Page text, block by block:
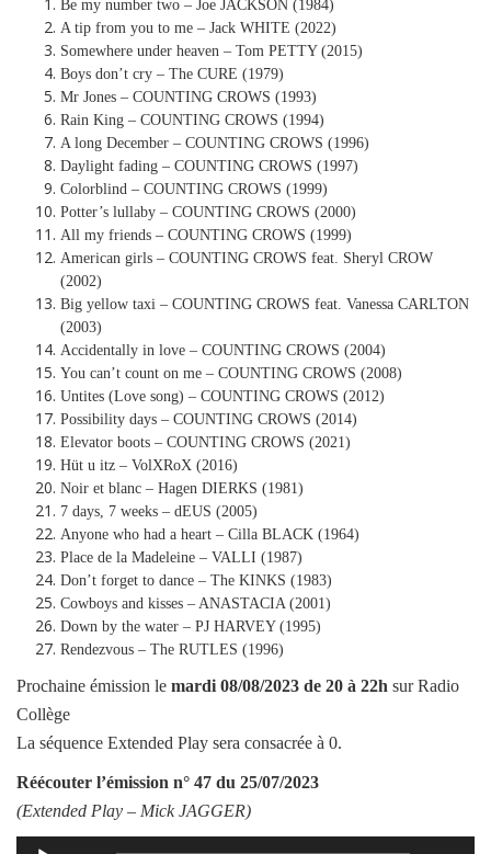
Be my number two – Joe JACKSON (1984)
A tip from you to me – Jack WHITE (2022)
Somewhere under heaven – Tom PETTY (2015)
Boys don’t cry – The CURE (1979)
Mr Jones – COUNTING CROWS (1993)
Rain King – COUNTING CROWS (1994)
A long December – COUNTING CROWS (1996)
Daylight fading – COUNTING CROWS (1997)
Colorblind – COUNTING CROWS (1999)
Potter’s lullaby – COUNTING CROWS (2000)
All my friends – COUNTING CROWS (1999)
American girls – COUNTING CROWS feat. Sheryl CROW
(2002)
Big yellow taxi – COUNTING CROWS feat. Vanessa CARLTON
(2003)
Accidentally in love – COUNTING CROWS (2004)
You can’t count on me – COUNTING CROWS (2008)
Untites (Love song) – COUNTING CROWS (2012)
Possibility days – COUNTING CROWS (2014)
Elevator boots – COUNTING CROWS (2021)
Hüt u itz – VolXRoX (2016)
Noir et blanc – Hagen DIERKS (1981)
7 days, 7 weeks – dEUS (2005)
Anyone who had a heart – Cilla BLACK (1964)
Place de la Madeleine – VALLI (1987)
Don’t forget to dance – The KINKS (1983)
Cowboys and kisses – ANASTACIA (2001)
Down by the water – PJ HARVEY (1995)
Rendezvous – The RUTLES (1996)
Prochaine émission le mardi 08/08/2023 de 20 à 22h sur Radio
Collège
La séquence Extended Play sera consacrée à 0.
Réécouter l’émission n° 47 du 25/07/2023
(Extended Play – Mick JAGGER)
Lecteur